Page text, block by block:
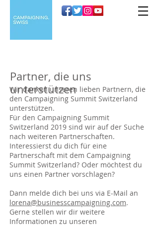
Partner, die uns
unterstützen
Wir danken unseren lieben Partnern, die
den Campaigning Summit Switzerland
unterstützen.
Für den Campaigning Summit
Switzerland 2019 sind wir auf der Suche
nach weiteren Partnerschaften.
Interessierst du dich für eine
Partnerschaft mit dem Campaigning
Summit Switzerland? Oder möchtest du
uns einen Partner vorschlagen?
Dann melde dich bei uns via E-Mail an
lorena@businesscampaigning.com.
Gerne stellen wir dir weitere
Informationen zu unseren